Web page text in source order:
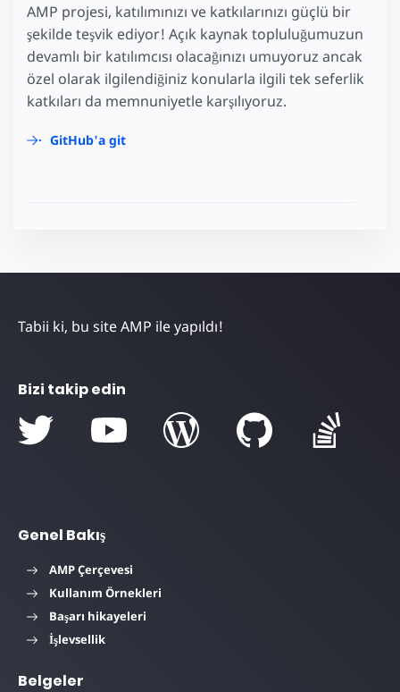
AMP projesi, katılımınızı ve katkılarınızı güçlü bir
şekilde teşvik ediyor! Açık kaynak topluluğumuzun
devamlı bir katılımcısı olacağınızı umuyoruz ancak
özel olarak ilgilendiğiniz konularla ilgili tek seferlik
katkıları da memnuniyetle karşılıyoruz.
GitHub'a git
Tabii ki, bu site AMP ile yapıldı!
Bizi takip edin
Genel Bakış
AMP Çerçevesi
Kullanım Örnekleri
Başarı hikayeleri
İşlevsellik
Belgeler